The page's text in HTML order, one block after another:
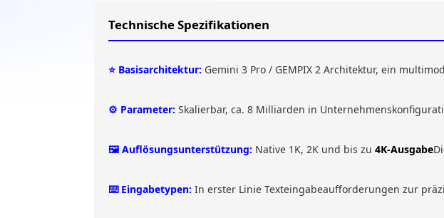
Technische Spezifikationen
⭐ Basisarchitektur: Gemini 3 Pro / GEMPIX 2 Architektur, ein
⚙️ Parameter: Skalierbar, ca. 8 Milliarden in
🖼️ Auflösungsunterstützung: Native 1K, 2K und bis zu 4K-Ausgabe
⌨️ Eingabetypen: In erster Linie Texteingabeaufforderungen zur